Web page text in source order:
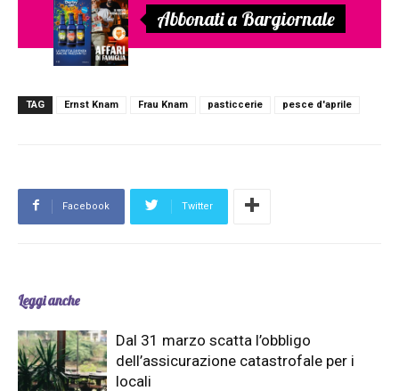
Abbonati a Bargiornale
TAG Ernst Knam Frau Knam pasticcerie pesce d'aprile
Facebook Twitter
Leggi anche
Dal 31 marzo scatta l’obbligo
dell’assicurazione catastrofale per i
locali